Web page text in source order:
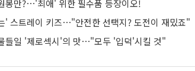
봉만?⋯'최애' 위한 필수품 등장이오!
' 스트레이 키즈⋯"안전한 선택지? 도전이 재밌죠"
들일 '제로섹시'의 맛⋯"모두 '입덕'시킬 것"